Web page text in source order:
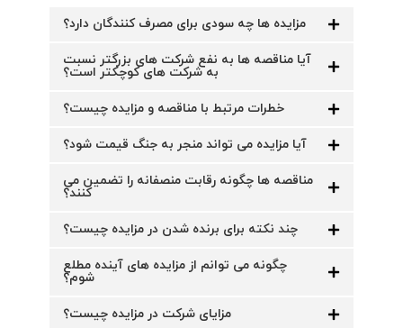
مزایده ها چه سودی برای مصرف کنندگان دارد؟
آیا مناقصه ها به نفع شرکت های بزرگتر نسبت
به شرکت های کوچکتر است؟
خطرات مرتبط با مناقصه و مزایده چیست؟
آیا مزایده می تواند منجر به جنگ قیمت شود؟
مناقصه ها چگونه رقابت منصفانه را تضمین می
کنند؟
چند نکته برای برنده شدن در مزایده چیست؟
چگونه می توانم از مزایده های آینده مطلع
شوم؟
مزایای شرکت در مزایده چیست؟